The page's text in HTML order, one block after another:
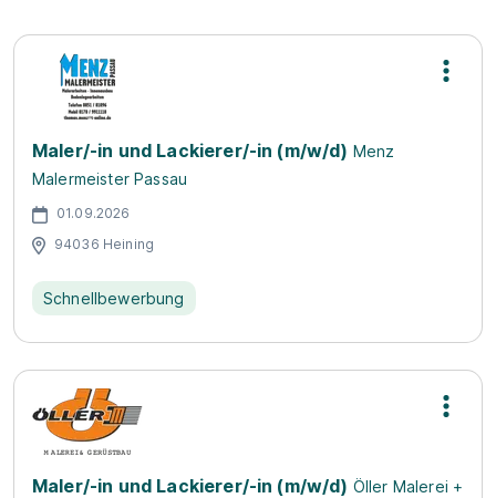
Maler/-in und Lackierer/-in (m/w/d) Menz
Malermeister Passau
01.09.2026
94036 Heining
Schnellbewerbung
Maler/-in und Lackierer/-in (m/w/d) Öller Malerei +